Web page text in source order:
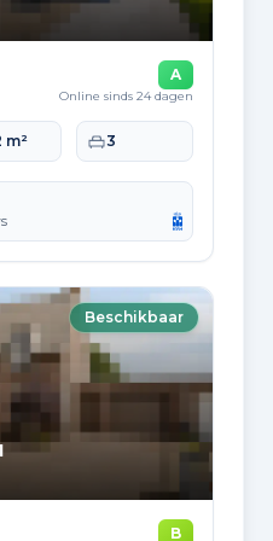
87
143
70
Label A
242
106
A
Online sinds 24 dagen
m² Slaapkamers
3
Beschikbaar
B